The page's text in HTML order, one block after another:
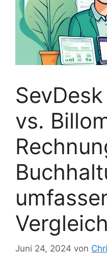
vs.
Vergleich
Juni 24, 2024 von